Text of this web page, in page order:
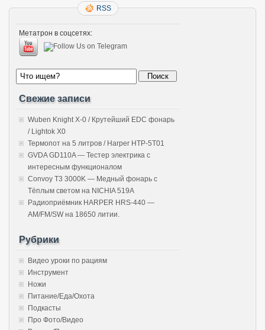
RSS
Метатрон в соцсетях:
Свежие записи
Wuben Knight X-0 / Крутейший EDC фонарь
/ Lightok X0
Термопот на 5 литров / Harper HTP-5T01
GVDA GD110A — Тестер электрика с
интересным функционалом
Convoy T3 3000K — Медный фонарь с
Тёплым светом на NICHIA 519A
Радиоприёмник HARPER HRS-440 —
AM/FM/SW на 18650 литии.
Рубрики
Видео уроки по рациям
Инструмент
Ножи
Питание/Еда/Охота
Подкасты
Про Фото/Видео